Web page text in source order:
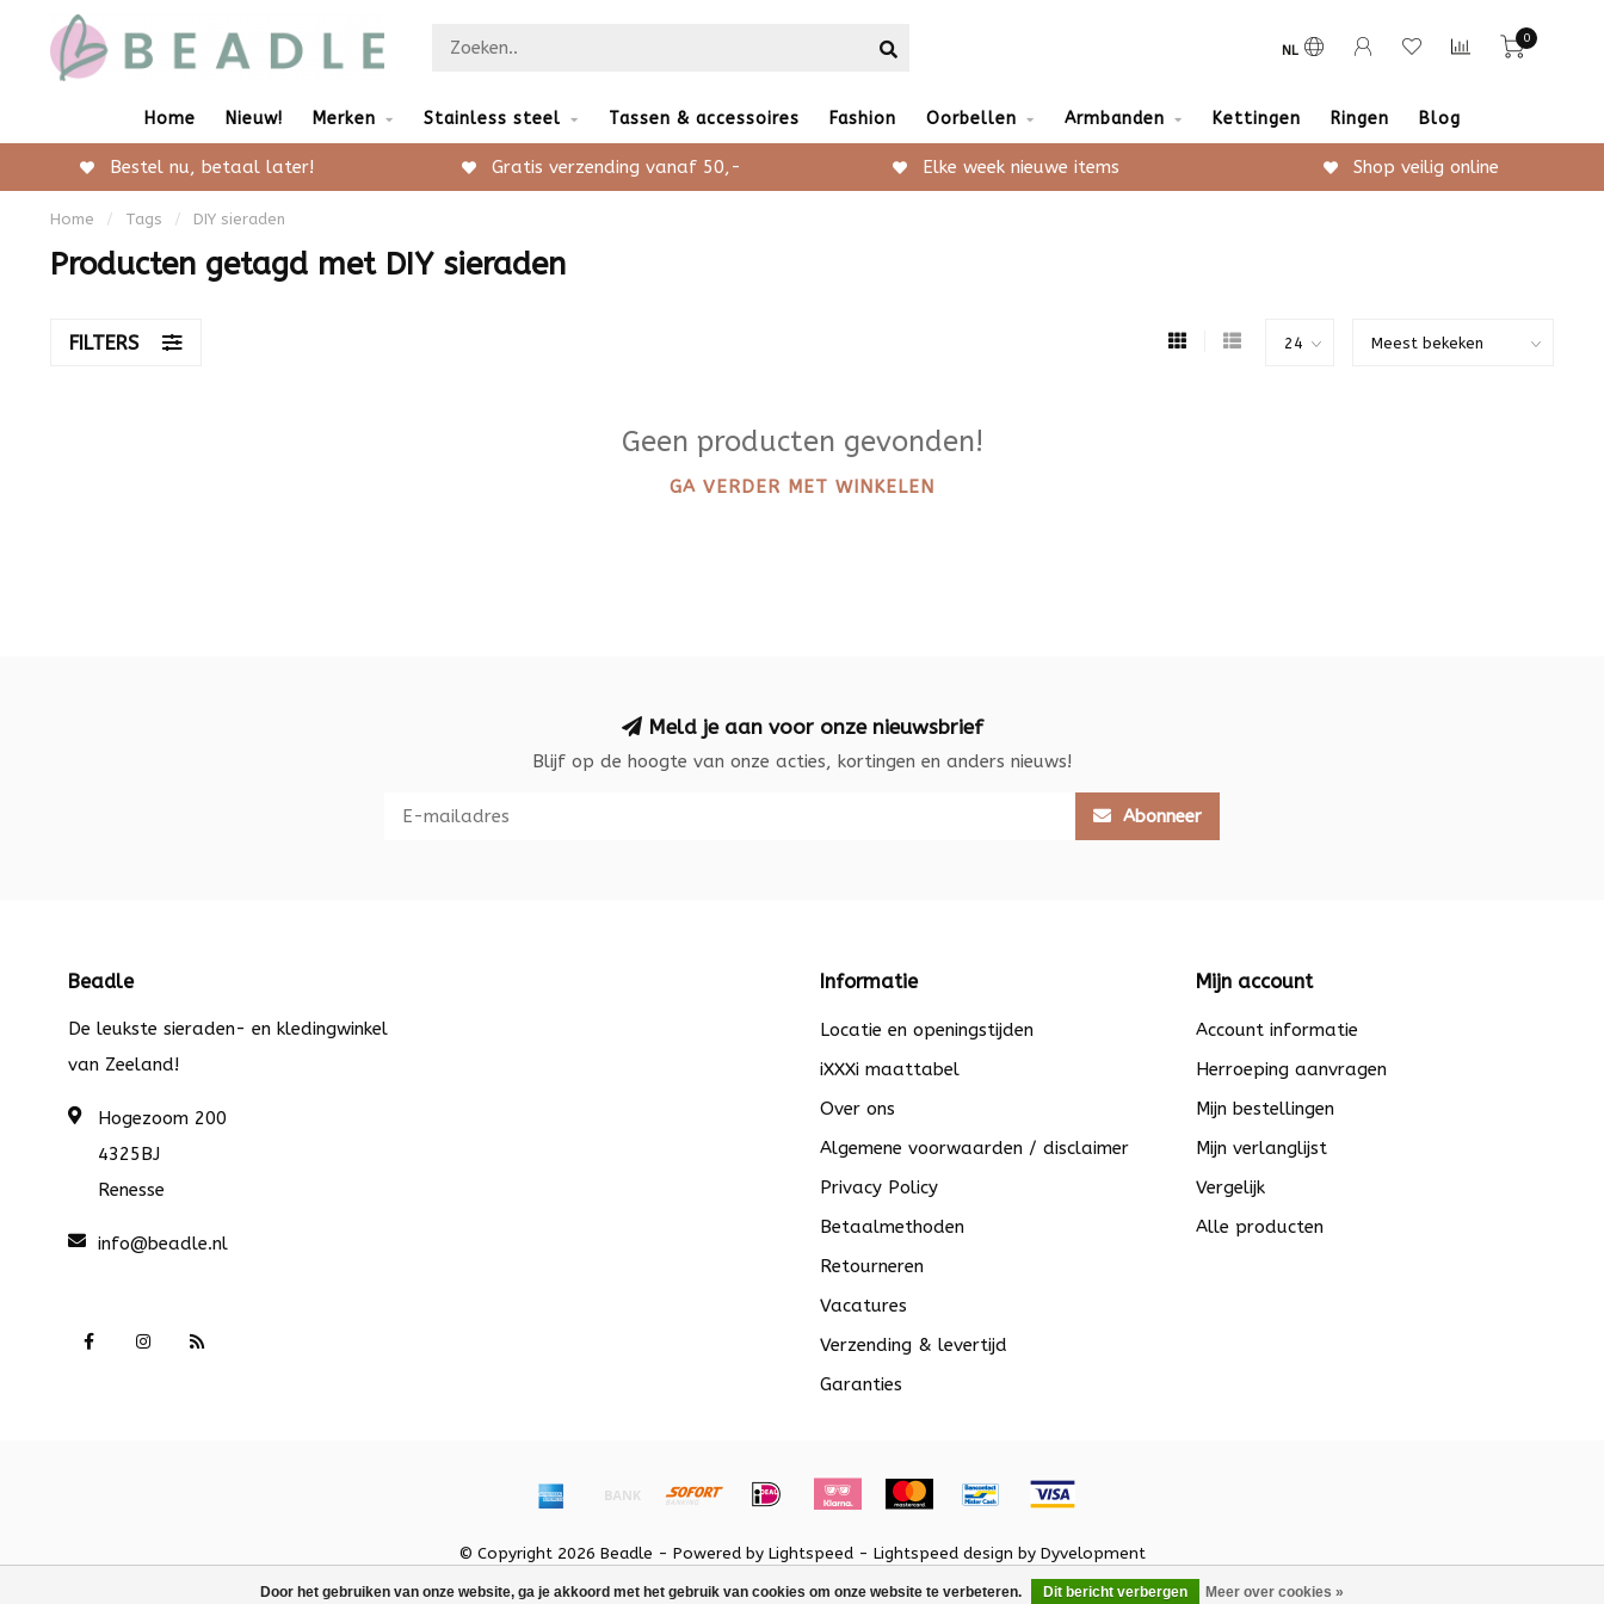
NL
0
Home Nieuw! Merken Stainless steel Tassen & accessoires Fashion Oorbellen Armbanden Kettingen Ringen Blog
Bestel nu, betaal later! Gratis verzending vanaf 50,- Elke week nieuwe items Shop veilig online
Home / Tags / DIY sieraden
Producten getagd met DIY sieraden
FILTERS
Geen producten gevonden!
GA VERDER MET WINKELEN
Door het gebruiken van onze website, ga je akkoord met het gebruik van cookies om onze website te verbeteren. Dit bericht verbergen Meer over cookies »
Meld je aan voor onze nieuwsbrief
Blijf op de hoogte van onze acties, kortingen en anders nieuws!
Abonneer
Beadle
De leukste sieraden- en kledingwinkel
van Zeeland!
Hogezoom 200
4325BJ
Renesse
info@beadle.nl
Informatie
Locatie en openingstijden
iXXXi maattabel
Over ons
Algemene voorwaarden / disclaimer
Privacy Policy
Betaalmethoden
Retourneren
Vacatures
Verzending & levertijd
Garanties
Mijn account
Account informatie
Herroeping aanvragen
Mijn bestellingen
Mijn verlanglijst
Vergelijk
Alle producten
© Copyright 2026 Beadle - Powered by Lightspeed - Lightspeed design by Dyvelopment